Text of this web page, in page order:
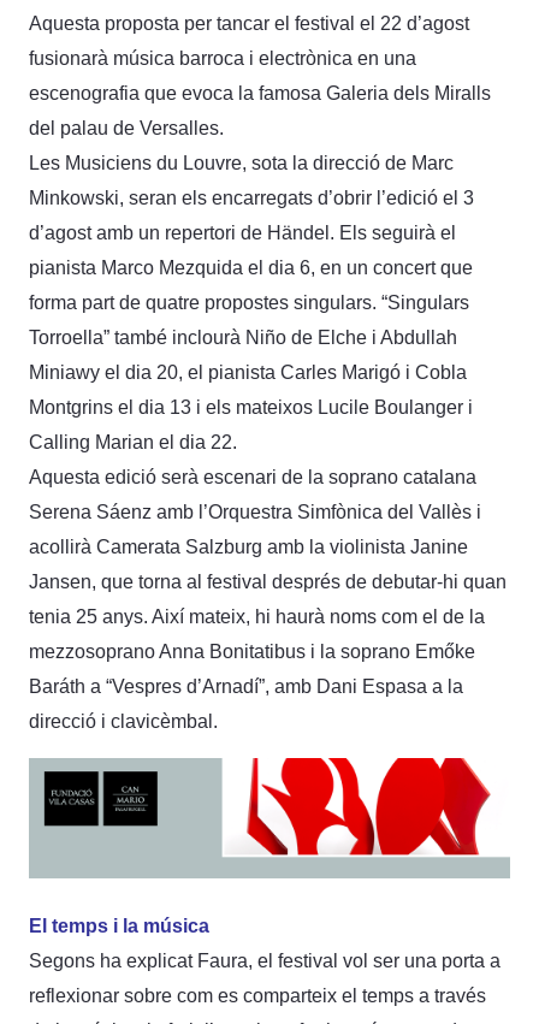
Aquesta proposta per tancar el festival el 22 d’agost
fusionarà música barroca i electrònica en una
escenografia que evoca la famosa Galeria dels Miralls
del palau de Versalles.
Les Musiciens du Louvre, sota la direcció de Marc
Minkowski, seran els encarregats d’obrir l’edició el 3
d’agost amb un repertori de Händel. Els seguirà el
pianista Marco Mezquida el dia 6, en un concert que
forma part de quatre propostes singulars. “Singulars
Torroella” també inclourà Niño de Elche i Abdullah
Miniawy el dia 20, el pianista Carles Marigó i Cobla
Montgrins el dia 13 i els mateixos Lucile Boulanger i
Calling Marian el dia 22.
Aquesta edició serà escenari de la soprano catalana
Serena Sáenz amb l’Orquestra Simfònica del Vallès i
acollirà Camerata Salzburg amb la violinista Janine
Jansen, que torna al festival després de debutar-hi quan
tenia 25 anys. Així mateix, hi haurà noms com el de la
mezzosoprano Anna Bonitatibus i la soprano Emőke
Baráth a “Vespres d’Arnadí”, amb Dani Espasa a la
direcció i clavicèmbal.
El temps i la música
Segons ha explicat Faura, el festival vol ser una porta a
reflexionar sobre com es comparteix el temps a través